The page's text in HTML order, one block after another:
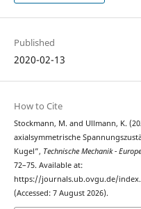
Published
2020-02-13
How to Cite
Stockmann, M. and Ullmann, K.
axialsymmetrische
Kugel”, Technische Mechanik -
72–75. Available at:
https://journals.ub.ovgu.de/
(Accessed: 7 August 2026).